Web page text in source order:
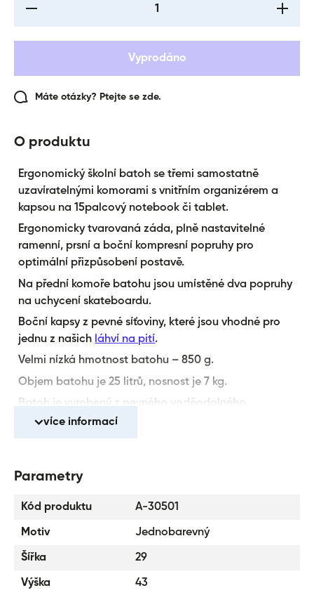
I18n Error: Missing
I18n
Vyprodáno
Máte otázky? Ptejte se zde.
O produktu
Ergonomický školní batoh se třemi samostatně
uzavíratelnými komorami s vnitřním organizérem a
kapsou na 15palcový notebook či tablet.
Ergonomicky tvarovaná záda, plně nastavitelné
ramenní, prsní a boční kompresní popruhy pro
optimální přizpůsobení postavě.
Na přední komoře batohu jsou umístěné dva popruhy
na uchycení skateboardu.
Boční kapsy z pevné síťoviny, které jsou vhodné pro
jednu z našich láhví na pití.
Velmi nízká hmotnost batohu – 850 g.
Objem batohu je 25 litrů, nosnost je 7 kg.
Batoh je vyrobený z pevného voděodolného
materiálu.
Batohy z řady SKATE byly testovány a certifikovány v
akreditované zkušební laboratoři.
více informací
Parametry
Kód produktu A-30501
Motiv Jednobarevný
Šířka 29
Výška 43